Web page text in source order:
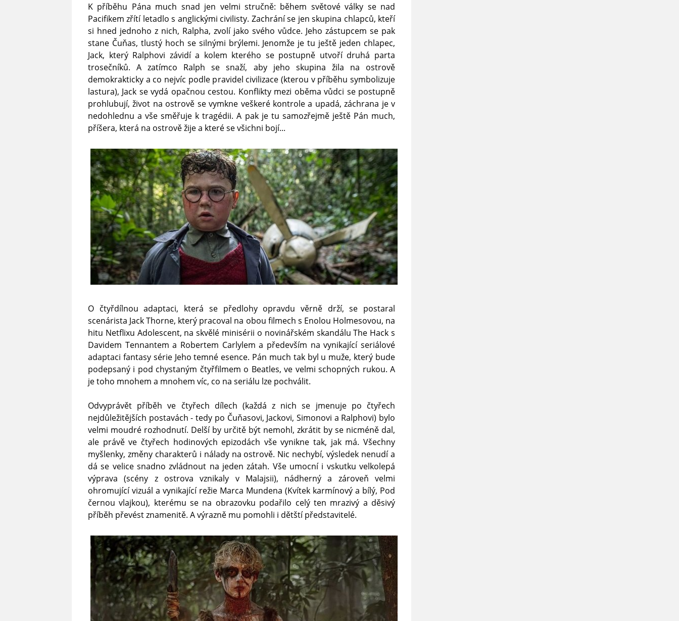
K příběhu Pána much snad jen velmi stručně: během světové války se nad
Pacifikem zřítí letadlo s anglickými civilisty. Zachrání se jen skupina chlapců, kteří
si hned jednoho z nich, Ralpha, zvolí jako svého vůdce. Jeho zástupcem se pak
stane Čuňas, tlustý hoch se silnými brýlemi. Jenomže je tu ještě jeden chlapec,
Jack, který Ralphovi závidí a kolem kterého se postupně utvoří druhá parta
trosečníků. A zatímco Ralph se snaží, aby jeho skupina žila na ostrově
demokrakticky a co nejvíc podle pravidel civilizace (kterou v příběhu symbolizuje
lastura), Jack se vydá opačnou cestou. Konflikty mezi oběma vůdci se postupně
prohlubují, život na ostrově se vymkne veškeré kontrole a upadá, záchrana je v
nedohlednu a vše směřuje k tragédii. A pak je tu samozřejmě ještě Pán much,
příšera, která na ostrově žije a které se všichni bojí...
O čtyřdílnou adaptaci, která se předlohy opravdu věrně drží, se postaral
scenárista Jack Thorne, který pracoval na obou filmech s Enolou Holmesovou, na
hitu Netflixu Adolescent, na skvělé minisérii o novinářském skandálu The Hack s
Davidem Tennantem a Robertem Carlylem a především na vynikající seriálové
adaptaci fantasy série Jeho temné esence. Pán much tak byl u muže, který bude
podepsaný i pod chystaným čtyřfilmem o Beatles, ve velmi schopných rukou. A
je toho mnohem a mnohem víc, co na seriálu lze pochválit.
Odvyprávět příběh ve čtyřech dílech (každá z nich se jmenuje po čtyřech
nejdůležitějších postavách - tedy po Čuňasovi, Jackovi, Simonovi a Ralphovi) bylo
velmi moudré rozhodnutí. Delší by určitě být nemohl, zkrátit by se nicméně dal,
ale právě ve čtyřech hodinových epizodách vše vynikne tak, jak má. Všechny
myšlenky, změny charakterů i nálady na ostrově. Nic nechybí, výsledek nenudí a
dá se velice snadno zvládnout na jeden zátah. Vše umocní i vskutku velkolepá
výprava (scény z ostrova vznikaly v Malajsii), nádherný a zároveň velmi
ohromující vizuál a vynikající režie Marca Mundena (Kvítek karmínový a bílý, Pod
černou vlajkou), kterému se na obrazovku podařilo celý ten mrazivý a děsivý
příběh převést znamenitě. A výrazně mu pomohli i dětští představitelé.